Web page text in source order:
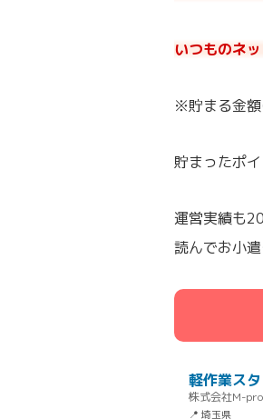
いつものネ
※貯まる金額
貯まったポ
運営実績も
読んでお小
軽作業ス
株式会社M-
📍 埼玉県